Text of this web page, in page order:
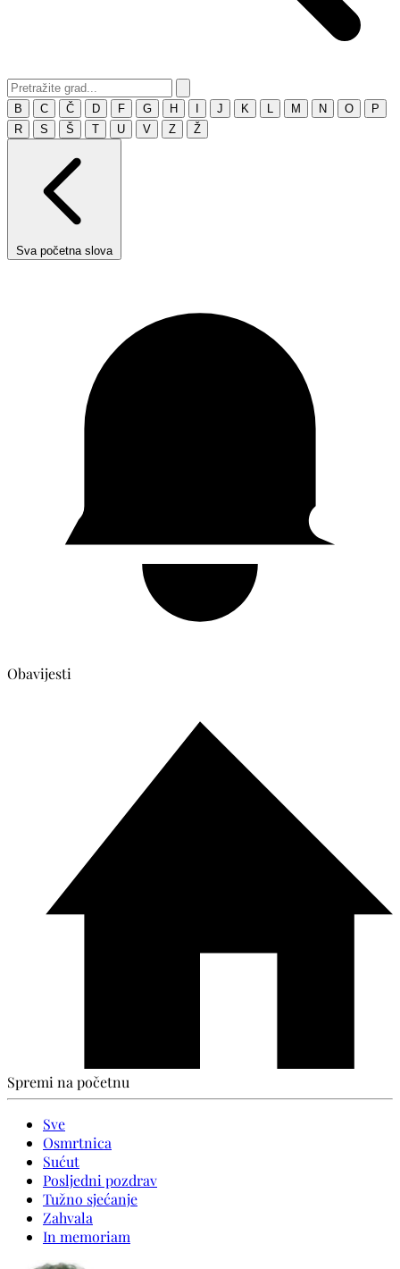
B C Č D F G H J K M N O
P
R
S Š T U V Z Ž
Sva početna slova
Obavijesti
Spremi na početnu
Sve
Osmrtnica
Sućut
Posljedni pozdrav
Tužno sjećanje
Zahvala
In memoriam